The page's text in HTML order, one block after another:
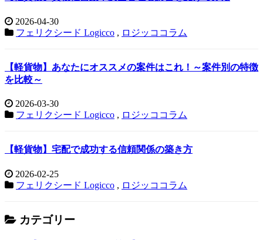
2026-04-30
フェリクシード Logicco , ロジッココラム
【軽貨物】あなたにオススメの案件はこれ！～案件別の特徴
を比較～
2026-03-30
フェリクシード Logicco , ロジッココラム
【軽貨物】宅配で成功する信頼関係の築き方
2026-02-25
フェリクシード Logicco , ロジッココラム
カテゴリー